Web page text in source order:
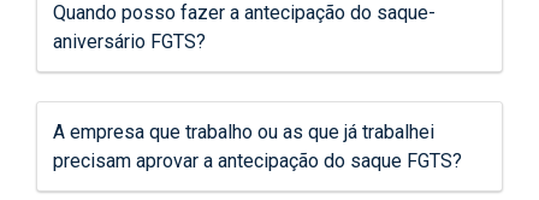
Quando posso fazer a antecipação do saque-
aniversário FGTS?
A empresa que trabalho ou as que já trabalhei
precisam aprovar a antecipação do saque FGTS?